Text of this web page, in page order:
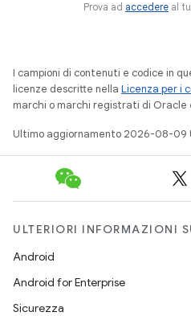
Prova ad accedere al
I campioni di contenuti e codice in
licenze descritte nella Licenza per i
marchi o marchi registrati di Oracle
Ultimo aggiornamento 2026-08-09
ULTERIORI INFORMAZIONI
Android
Android for Enterprise
Sicurezza